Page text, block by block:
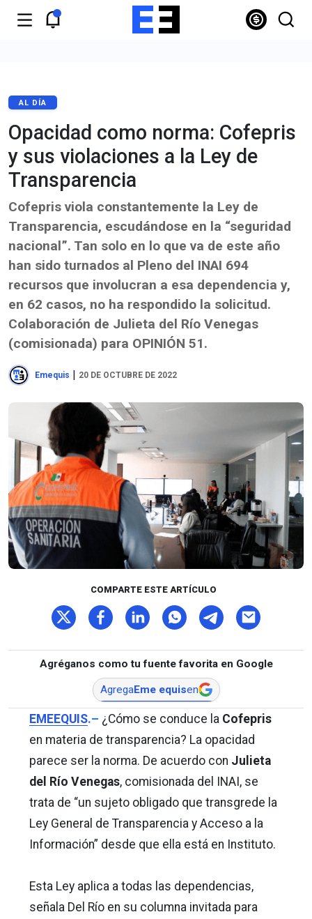
AL DÍA
Opacidad como norma: Cofepris
y sus violaciones a la Ley de
Transparencia
Cofepris viola constantemente la Ley de
Transparencia, escudándose en la “seguridad
nacional”. Tan solo en lo que va de este año
han sido turnados al Pleno del INAI 694
recursos que involucran a esa dependencia y,
en 62 casos, no ha respondido la solicitud.
Colaboración de Julieta del Río Venegas
(comisionada) para OPINIÓN 51.
Emequis | 20 DE OCTUBRE DE 2022
COMPARTE ESTE ARTÍCULO
Agréganos como tu fuente favorita en Google
AgregaEme equisen
EMEEQUIS.– ¿Cómo se conduce la Cofepris
en materia de transparencia? La opacidad
parece ser la norma. De acuerdo con Julieta
del Río Venegas, comisionada del INAI, se
trata de “un sujeto obligado que transgrede la
Ley General de Transparencia y Acceso a la
Información” desde que ella está en Instituto.
Esta Ley aplica a todas las dependencias,
señala Del Río en su columna invitada para